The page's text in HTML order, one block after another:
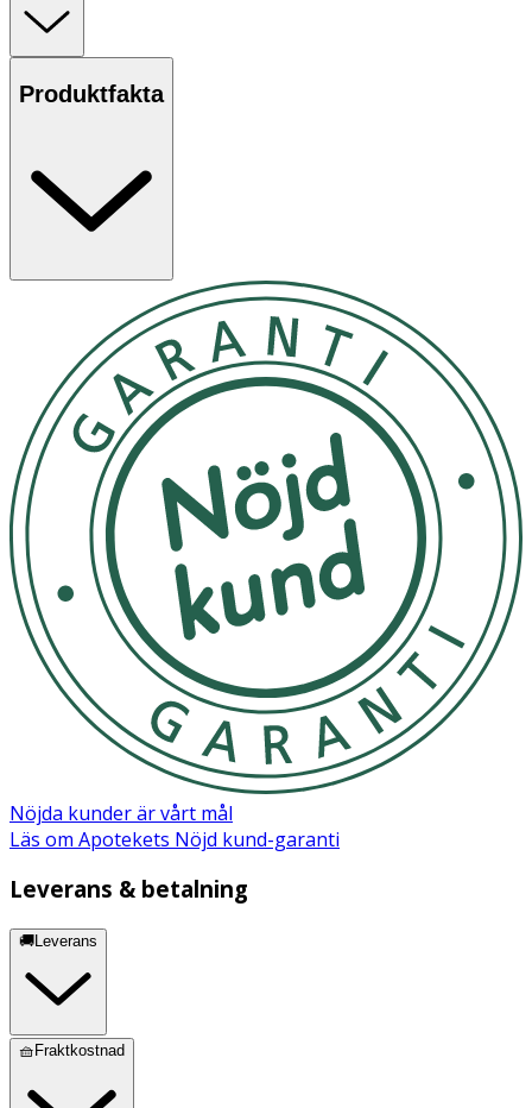
Produktfakta
Nöjda kunder är vårt mål
Läs om Apotekets Nöjd kund-garanti
Leverans & betalning
🚚Leverans
🧺Fraktkostnad